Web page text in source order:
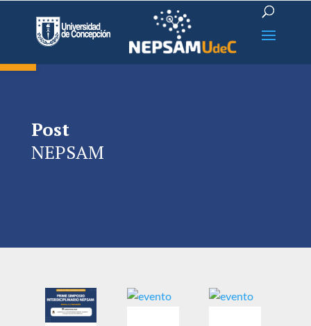
Open toolbar
Post
NEPSAM